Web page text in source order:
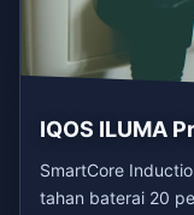
IQOS ILUMA
SmartCore
tahan baterai 20